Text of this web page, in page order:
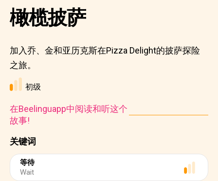
关键词
等待
Wait
橄榄披萨
加入乔、金和亚历克斯在Pizza Delight的披萨探险
之旅。
初级
在Beelinguapp中阅读和听这个
故事!